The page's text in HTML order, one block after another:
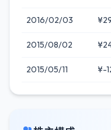
2016/02/03
2015/08/02
2015/05/11 ¥-